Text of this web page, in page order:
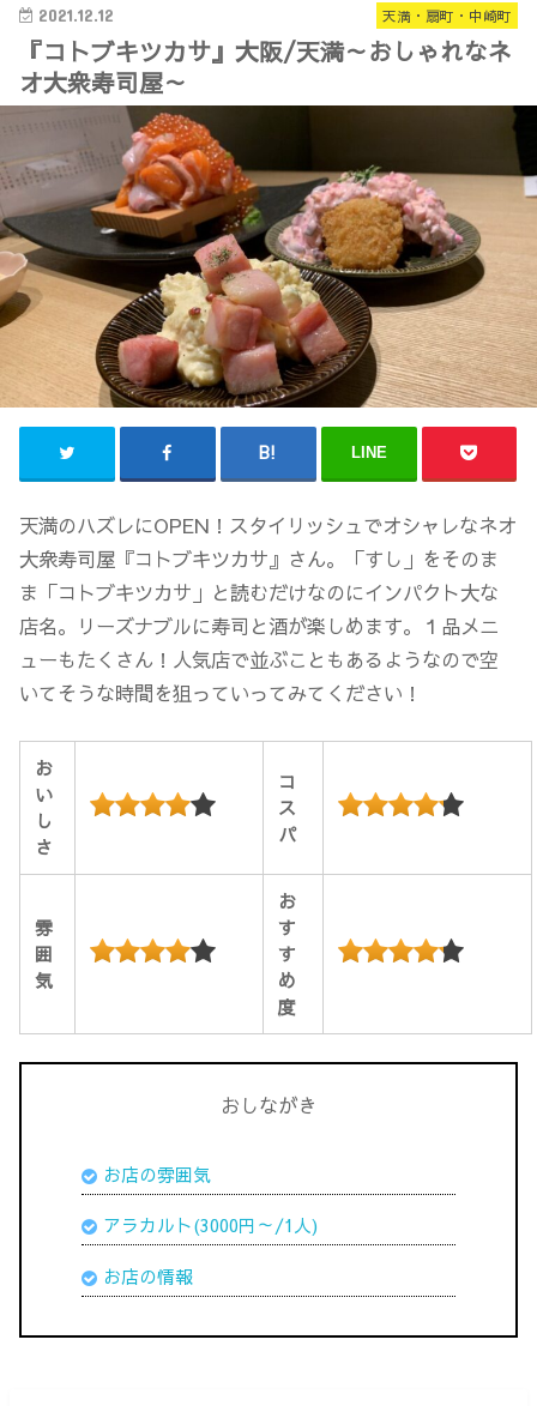
天満・扇町・中崎町
2021.12.12
『コトブキツカサ』大阪/天満～おしゃれなネ
オ大衆寿司屋～
LINE
天満のハズレにOPEN！スタイリッシュでオシャレなネオ
大衆寿司屋『コトブキツカサ』さん。「すし」をそのま
ま「コトブキツカサ」と読むだけなのにインパクト大な
店名。リーズナブルに寿司と酒が楽しめます。１品メニ
ューもたくさん！人気店で並ぶこともあるようなので空
いてそうな時間を狙っていってみてください！
お
い
し
さ
コ
ス
パ
雰
囲
気
お
す
す
め
度
おしながき
お店の雰囲気
アラカルト(3000円～/1人)
お店の情報